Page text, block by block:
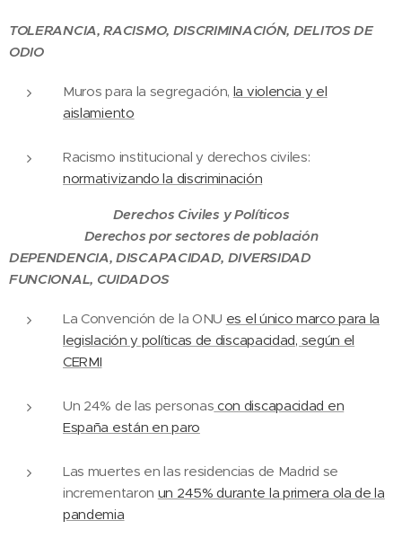
TOLERANCIA, RACISMO, DISCRIMINACIÓN, DELITOS DE
ODIO
Muros para la segregación, la violencia y el
aislamiento
Racismo institucional y derechos civiles:
normativizando la discriminación
Derechos Civiles y Políticos
Derechos por sectores de población
DEPENDENCIA, DISCAPACIDAD, DIVERSIDAD
FUNCIONAL, CUIDADOS
La Convención de la ONU es el único marco para la
legislación y políticas de discapacidad, según el
CERMI
Un 24% de las personas con discapacidad en
España están en paro
Las muertes en las residencias de Madrid se
incrementaron un 245% durante la primera ola de la
pandemia